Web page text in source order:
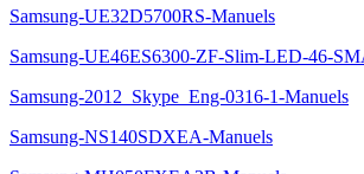
Samsung-UE32D5700RS-Manuels
Samsung-UE46ES6300-ZF-Slim-LED-46-
Samsung-2012_Skype_Eng-0316-1-Manuels
Samsung-NS140SDXEA-Manuels